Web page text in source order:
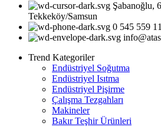
Şabanoğlu,
Tekkeköy/Samsun
0 545 559
Trend Kategoriler
Endüstriyel Soğutma
Endüstriyel Isıtma
Endüstriyel Pişirme
Çalışma Tezgahları
Makineler
Bakır Teşhir Ürünleri